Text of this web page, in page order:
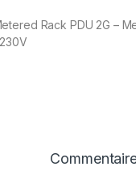
Rack PDU 2G –